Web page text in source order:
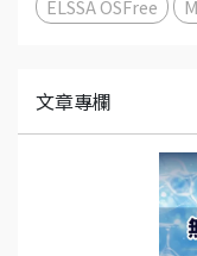
ELSSA OSFree
文章專欄